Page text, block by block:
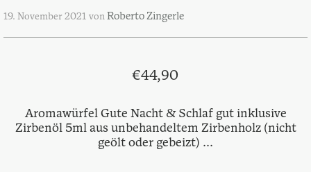
19. November 2021 von Roberto Zingerle
€44,90
Aromawürfel Gute Nacht & Schlaf gut inklusive
Zirbenöl 5ml aus unbehandeltem Zirbenholz (nicht
geölt oder gebeizt) ...